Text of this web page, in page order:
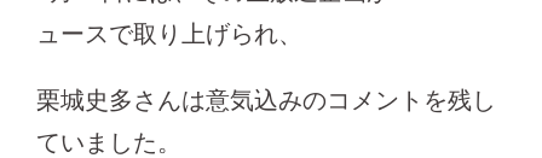
ュースで取り上げられ、
栗城史多さんは意気込みのコメントを残し
ていました。